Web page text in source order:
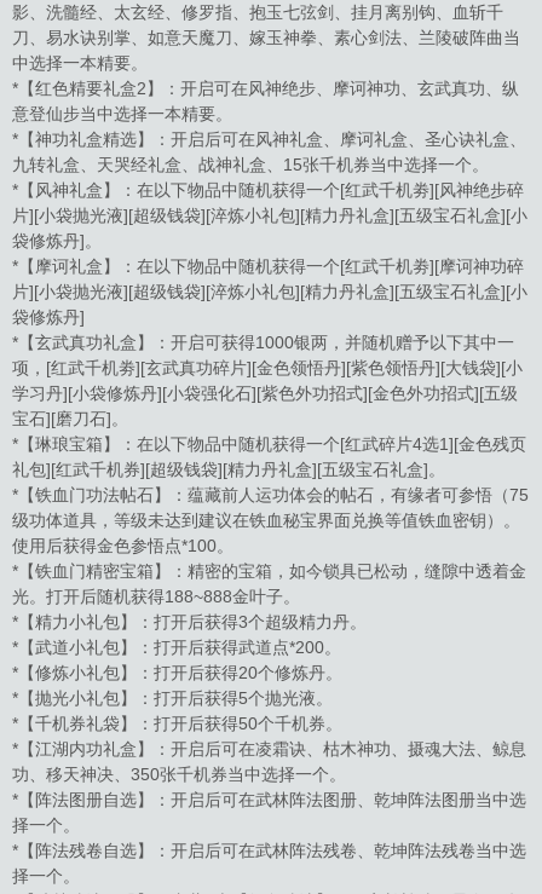
影、洗髓经、太玄经、修罗指、抱玉七弦剑、挂月离别钩、血斩千
刀、易水诀别掌、如意天魔刀、嫁玉神拳、素心剑法、兰陵破阵曲当
中选择一本精要。
*【红色精要礼盒2】：开启可在风神绝步、摩诃神功、玄武真功、纵
意登仙步当中选择一本精要。
*【神功礼盒精选】：开启后可在风神礼盒、摩诃礼盒、圣心诀礼盒、
九转礼盒、天哭经礼盒、战神礼盒、15张千机券当中选择一个。
*【风神礼盒】：在以下物品中随机获得一个[红武千机劵][风神绝步碎
片][小袋抛光液][超级钱袋][淬炼小礼包][精力丹礼盒][五级宝石礼盒][小
袋修炼丹]。
*【摩诃礼盒】：在以下物品中随机获得一个[红武千机劵][摩诃神功碎
片][小袋抛光液][超级钱袋][淬炼小礼包][精力丹礼盒][五级宝石礼盒][小
袋修炼丹]
*【玄武真功礼盒】：开启可获得1000银两，并随机赠予以下其中一
项，[红武千机劵][玄武真功碎片][金色领悟丹][紫色领悟丹][大钱袋][小
学习丹][小袋修炼丹][小袋强化石][紫色外功招式][金色外功招式][五级
宝石][磨刀石]。
*【琳琅宝箱】：在以下物品中随机获得一个[红武碎片4选1][金色残页
礼包][红武千机券][超级钱袋][精力丹礼盒][五级宝石礼盒]。
*【铁血门功法帖石】：蕴藏前人运功体会的帖石，有缘者可参悟（75
级功体道具，等级未达到建议在铁血秘宝界面兑换等值铁血密钥）。
使用后获得金色参悟点*100。
*【铁血门精密宝箱】：精密的宝箱，如今锁具已松动，缝隙中透着金
光。打开后随机获得188~888金叶子。
*【精力小礼包】：打开后获得3个超级精力丹。
*【武道小礼包】：打开后获得武道点*200。
*【修炼小礼包】：打开后获得20个修炼丹。
*【抛光小礼包】：打开后获得5个抛光液。
*【千机券礼袋】：打开后获得50个千机券。
*【江湖内功礼盒】：开启后可在凌霜诀、枯木神功、摄魂大法、鲸息
功、移天神决、350张千机券当中选择一个。
*【阵法图册自选】：开启后可在武林阵法图册、乾坤阵法图册当中选
择一个。
*【阵法残卷自选】：开启后可在武林阵法残卷、乾坤阵法残卷当中选
择一个。